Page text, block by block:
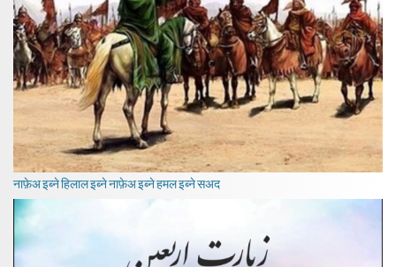
नाफ़ेअ इब्ने हिलाल इब्ने नाफ़ेअ इब्ने हमल इब्ने सअद